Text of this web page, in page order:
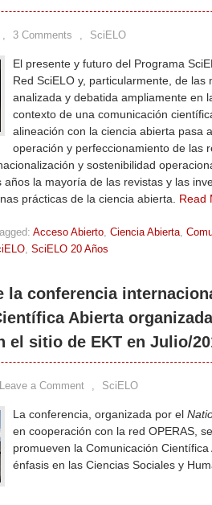
, 3 Comments , SciELO
El presente y futuro del Programa
Red SciELO y, particularmente, de las
analizada y debatida ampliamente en
contexto de una comunicación
alineación con la ciencia abierta pasa
operación y perfeccionamiento de las
y sostenibilidad
la mayoría de las revistas y las
prácticas de la ciencia abierta. Read
Acceso Abierto, Ciencia Abierta,
, SciELO 20 Años
la conferencia
Abierta
el sitio de EKT en Julio/
Leave a Comment , SciELO
La conferencia, organizada por el
en cooperación con la red OPERAS,
promueven la Comunicación
énfasis en las Ciencias Sociales y